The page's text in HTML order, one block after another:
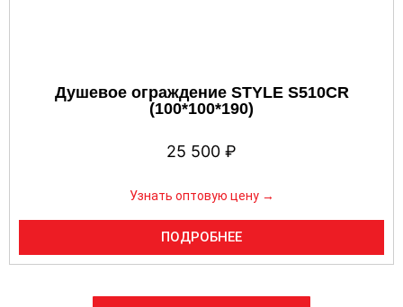
Душевое ограждение STYLE S510CR
(100*100*190)
25 500 ₽
Узнать оптовую цену →
ПОДРОБНЕЕ